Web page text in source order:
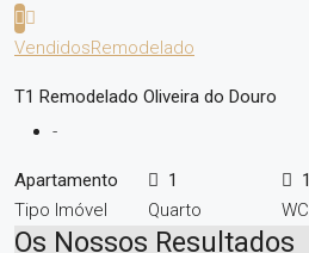
VendidosRemodelado
T1 Remodelado Oliveira do Douro
-
Apartamento
Tipo Imóvel
1
Quarto
1
WC
Os Nossos Resultados